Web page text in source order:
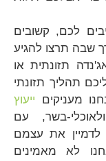
לכם, קשובים
שבה תרצו להגיע
תזונתית או
תהליך תזונתי
מעניקים ייעוץ
בשר, עם
לדמיין את עצמם
לא מאמינים